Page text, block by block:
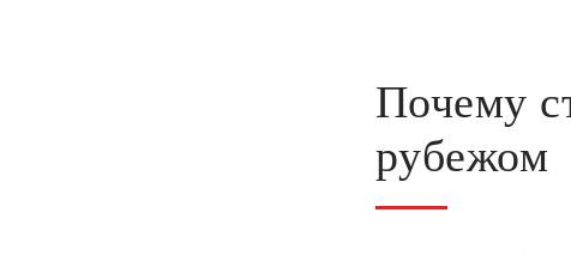
Почему
рубежом